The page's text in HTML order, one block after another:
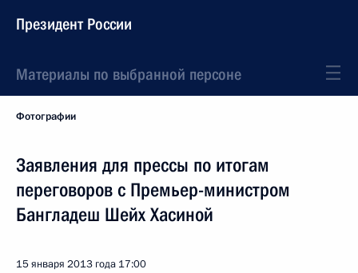
Президент России
Материалы по выбранной персоне
Фотографии
Заявления для прессы по итогам
переговоров с Премьер-министром
Бангладеш Шейх Хасиной
15 января 2013 года 17:00